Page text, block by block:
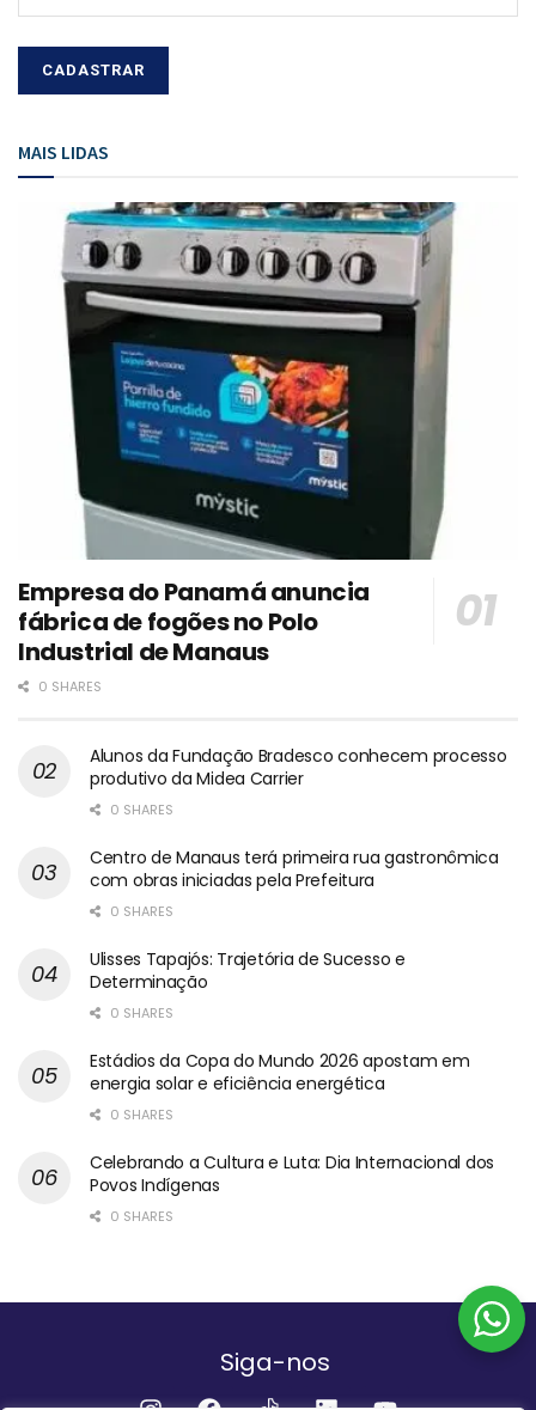
MAIS LIDAS
Empresa do Panamá anuncia
fábrica de fogões no Polo
Industrial de Manaus
0 SHARES
Alunos da Fundação Bradesco conhecem processo
produtivo da Midea Carrier
0 SHARES
Centro de Manaus terá primeira rua gastronômica
com obras iniciadas pela Prefeitura
0 SHARES
Ulisses Tapajós: Trajetória de Sucesso e
Determinação
0 SHARES
Estádios da Copa do Mundo 2026 apostam em
energia solar e eficiência energética
0 SHARES
Celebrando a Cultura e Luta: Dia Internacional dos
Povos Indígenas
0 SHARES
Siga-nos